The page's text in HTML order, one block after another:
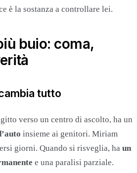
è la sostanza a controllare lei.
buio: coma,
tutto
verso un centro di ascolto, ha un
insieme ai genitori. Miriam
giorni. Quando si risveglia, ha un
e una paralisi parziale.